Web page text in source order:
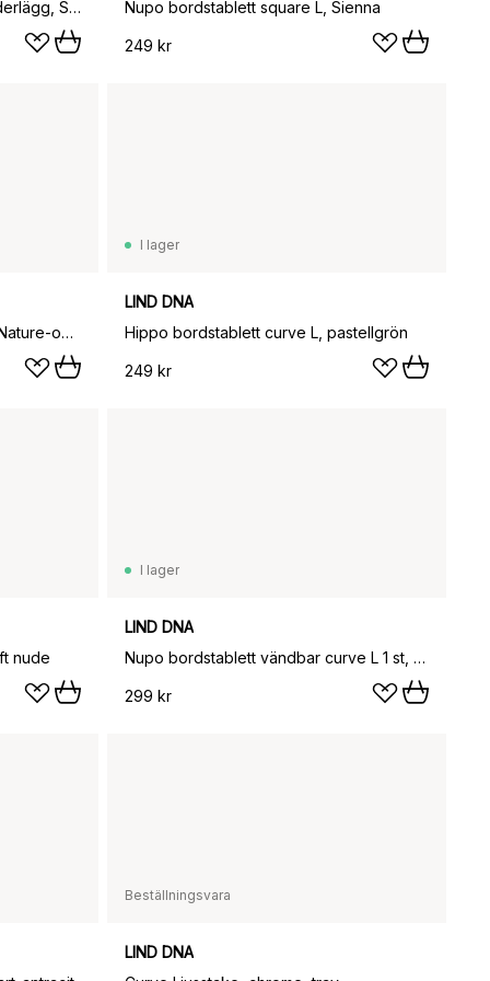
Wood Box förvaring till glasunderlägg, Smoked-oak, circle, S Nupo bordstablett square L, Sienna
249 kr
Wood Box glasunderlägg set, Nature-oak, curve, S, Nupo clay brown, 9 delar
I lager
LIND DNA
Hippo bordstablett curve L, pastellgrön
249 kr
nude
I lager
LIND DNA
Nupo bordstablett vändbar curve L 1 st, antracitgrå-ljusgrå
299 kr
Beställningsvara
LIND DNA